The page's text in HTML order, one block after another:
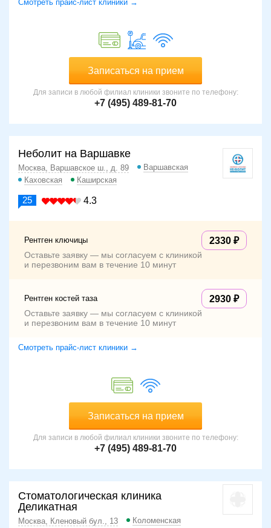
Смотреть прайс-лист клиники →
Записаться на прием
Для записи в любой филиал клиники звоните по телефону:
+7 (495) 489-81-70
Неболит на Варшавке
Москва, Варшавское ш., д. 89
Варшавская
Каховская
Каширская
25 4.3
Рентген ключицы 2330
Оставьте заявку — мы согласуем с клиникой
и перезвоним вам в течение 10 минут
Рентген костей таза 2930
Оставьте заявку — мы согласуем с клиникой
и перезвоним вам в течение 10 минут
Смотреть прайс-лист клиники →
Записаться на прием
Для записи в любой филиал клиники звоните по телефону:
+7 (495) 489-81-70
Стоматологическая клиника
Деликатная
Москва, Кленовый бул., 13
Коломенская